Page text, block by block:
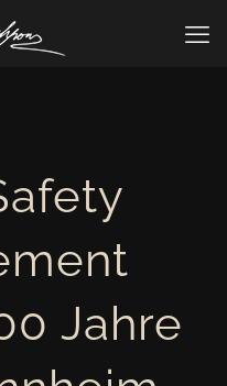
Jahre